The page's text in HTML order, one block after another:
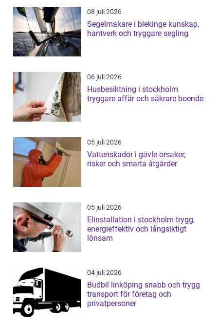
08 juli 2026
Segelmakare i blekinge kunskap,
hantverk och tryggare segling
06 juli 2026
Husbesiktning i stockholm
tryggare affär och säkrare boende
05 juli 2026
Vattenskador i gävle orsaker,
risker och smarta åtgärder
05 juli 2026
Elinstallation i stockholm trygg,
energieffektiv och långsiktigt
lönsam
04 juli 2026
Budbil linköping snabb och trygg
transport för företag och
privatpersoner